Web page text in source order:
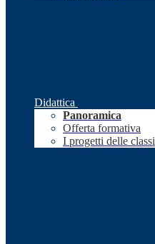
Didattica
Panoramica
Offerta formativa
I progetti delle classi